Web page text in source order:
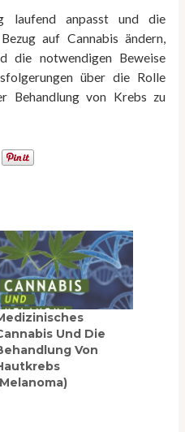
laufend anpasst und die
auf Cannabis ändern,
die notwendigen Beweise
über die Rolle
Behandlung von Krebs zu
Und Die
Von